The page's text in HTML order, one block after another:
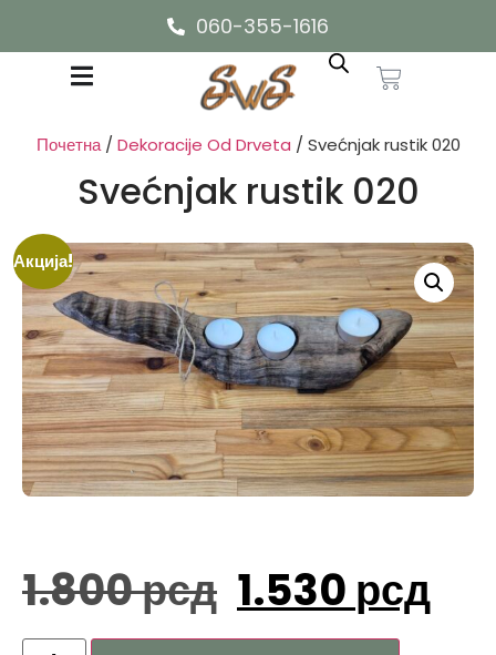
060-355-1616
Почетна/Dekoracije Od Drveta / Svećnjak rustik 020
Svećnjak rustik 020
Акција!
1.800рсд 1.530 рсд